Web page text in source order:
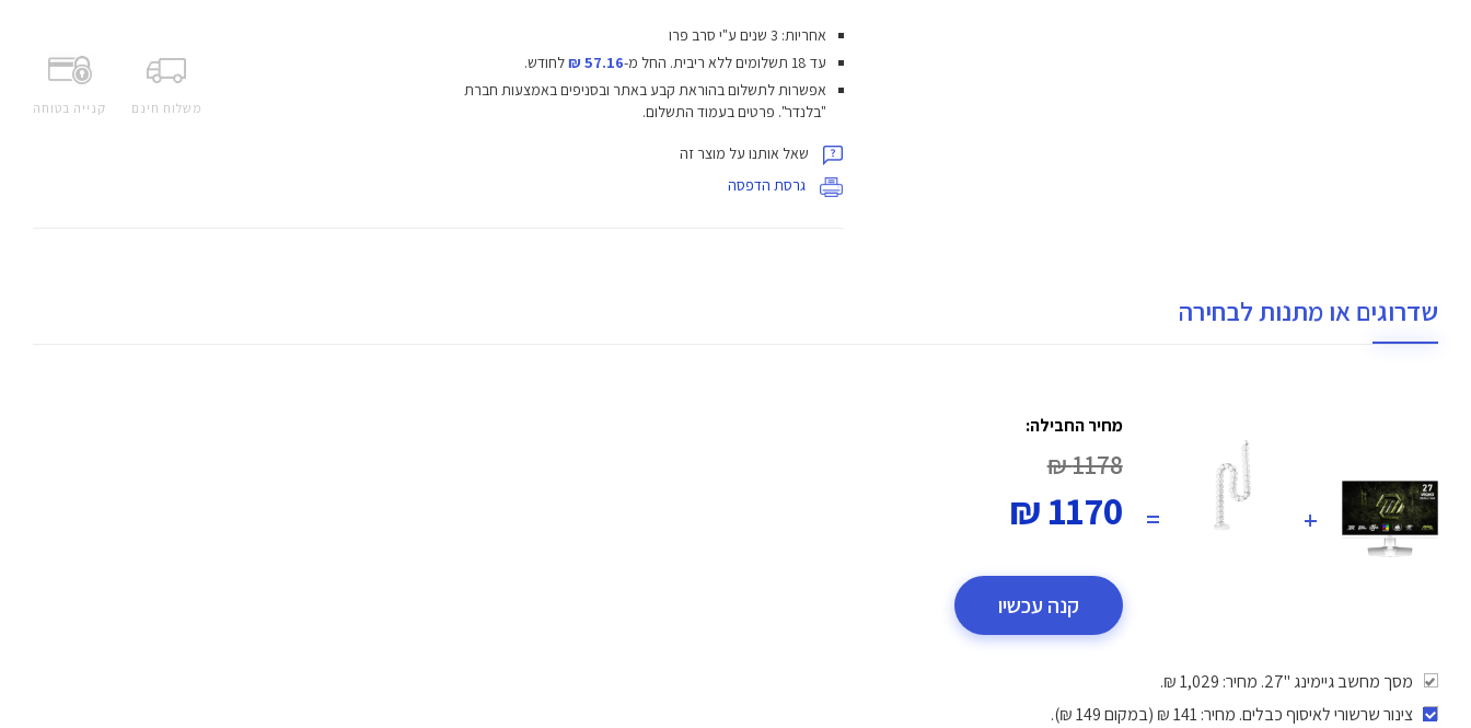
משלוח חינם קנייה בטוחה
אחריות: 3 שנים ע"י סרב פרו
עד 18 תשלומים ללא ריבית.
החל מ-57.16 ₪
לחודש.
אפשרות לתשלום בהוראת קבע באתר ובסניפים באמצעות חברת
"בלנדר". פרטים בעמוד התשלום.
שאל אותנו על מוצר זה
גרסת הדפסה
שדרוגים או מתנות לבחירה
+
=
מחיר החבילה:
1178 ₪
1170 ₪
קנה עכשיו
מסך מחשב גיימינג "27. מחיר: 1,029 ₪.
צינור שרשורי לאיסוף כבלים. מחיר: 141 ₪ (במקום 149 ₪).